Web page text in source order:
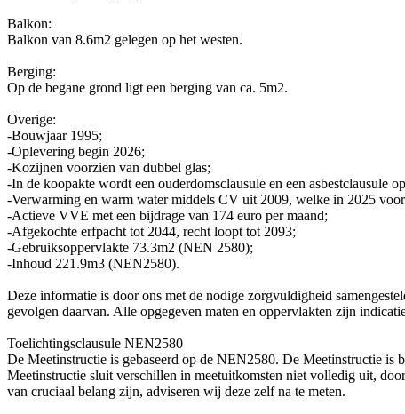
Balkon:
Balkon van 8.6m2 gelegen op het westen.
Berging:
Op de begane grond ligt een berging van ca. 5m2.
Overige:
-Bouwjaar 1995;
-Oplevering begin 2026;
-Kozijnen voorzien van dubbel glas;
-In de koopakte wordt een ouderdomsclausule en een asbestclausule
-Verwarming en warm water middels CV uit 2009, welke in 2025
-Actieve VVE met een bijdrage van 174 euro per maand;
-Afgekochte erfpacht tot 2044, recht loopt tot 2093;
-Gebruiksoppervlakte 73.3m2 (NEN 2580);
-Inhoud 221.9m3 (NEN2580).
Deze informatie is door ons met de nodige zorgvuldigheid
gevolgen daarvan. Alle opgegeven maten en oppervlakten zijn
Toelichtingsclausule NEN2580
De Meetinstructie is gebaseerd op de NEN2580. De Meetinstructie is
Meetinstructie sluit verschillen in meetuitkomsten niet volledig uit,
van cruciaal belang zijn, adviseren wij deze zelf na te meten.